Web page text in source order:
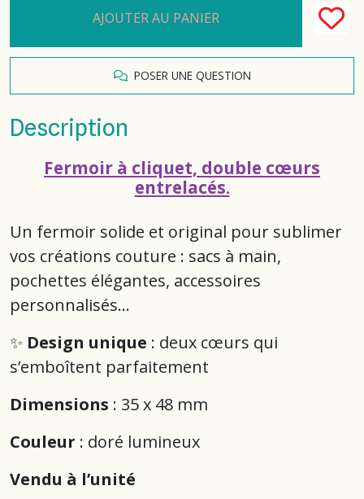
AJOUTER AU PANIER
POSER UNE QUESTION
Description
Fermoir à cliquet, double cœurs
entrelacés.
Un fermoir solide et original pour sublimer
vos créations couture : sacs à main,
pochettes élégantes, accessoires
personnalisés...
✨ Design unique : deux cœurs qui
s’emboîtent parfaitement
Dimensions : 35 x 48 mm
Couleur : doré lumineux
Vendu à l’unité